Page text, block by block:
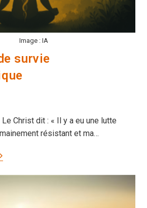
Image : IA
survie
Christ dit : « Il y a eu une lutte
résistant et ma…